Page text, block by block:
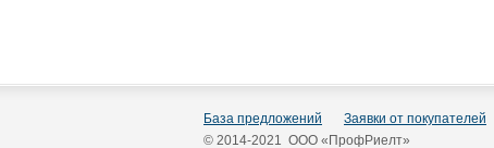
База предложений Заявки от покупателей
© 2014-2021 ООО «ПрофРиелт»